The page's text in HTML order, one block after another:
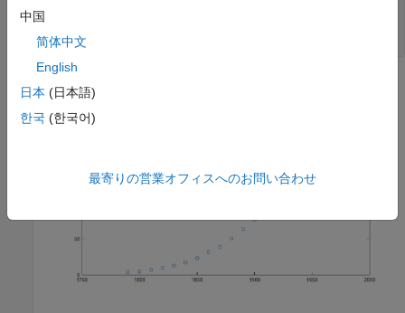
  pop        21x1               168  double
中国
简体中文
English
日本 (日本語)
한국 (한국어)
最寄りの営業オフィスへのお問い合わせ